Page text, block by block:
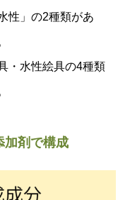
性」の2種類があ
・水性絵具の4種類
加剤で構成